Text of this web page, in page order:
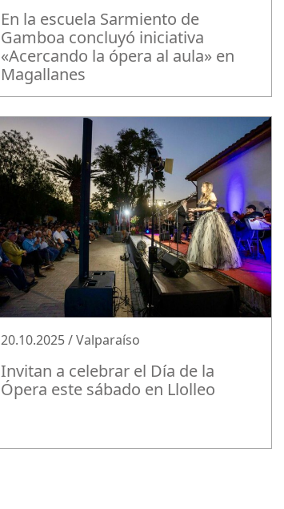
En la escuela Sarmiento de
Gamboa concluyó iniciativa
«Acercando la ópera al aula» en
Magallanes
20.10.2025 / Valparaíso
Invitan a celebrar el Día de la
Ópera este sábado en Llolleo